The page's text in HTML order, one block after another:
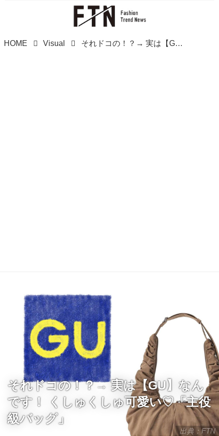
HOME Visual それドコの！？→ 実は【GU】なんです！ くしゅくしゅ可愛い♡「主役級バッグ」
出典：FTN
それドコの！？→ 実は【GU】なん
です！ くしゅくしゅ可愛い♡「主役
級バッグ」